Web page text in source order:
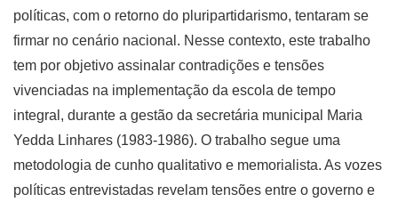
políticas, com o retorno do pluripartidarismo, tentaram se
firmar no cenário nacional. Nesse contexto, este trabalho
tem por objetivo assinalar contradições e tensões
vivenciadas na implementação da escola de tempo
integral, durante a gestão da secretária municipal Maria
Yedda Linhares (1983-1986). O trabalho segue uma
metodologia de cunho qualitativo e memorialista. As vozes
políticas entrevistadas revelam tensões entre o governo e